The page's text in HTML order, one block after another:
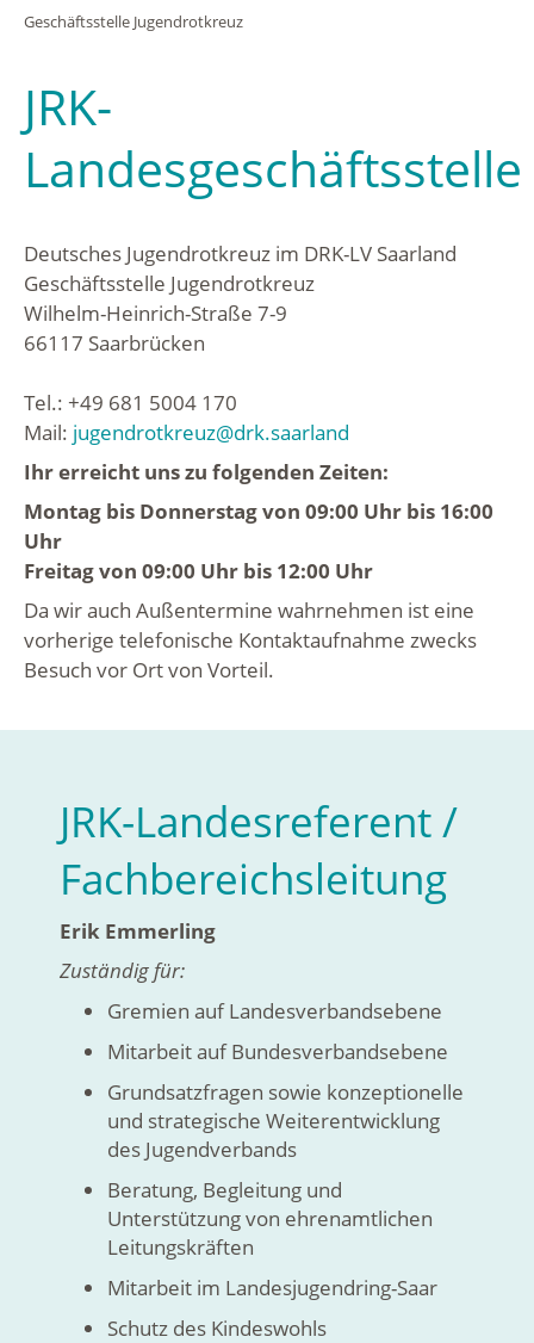
Geschäftsstelle Jugendrotkreuz
JRK-
Landesgeschäftsstelle
Deutsches Jugendrotkreuz im DRK-LV Saarland
Geschäftsstelle Jugendrotkreuz
Wilhelm-Heinrich-Straße 7-9
66117 Saarbrücken
Tel.: +49 681 5004 170
Mail: jugendrotkreuz@drk.saarland
Ihr erreicht uns zu folgenden Zeiten:
Montag bis Donnerstag von 09:00 Uhr bis 16:00
Uhr
Freitag von 09:00 Uhr bis 12:00 Uhr
Da wir auch Außentermine wahrnehmen ist eine
vorherige telefonische Kontaktaufnahme zwecks
Besuch vor Ort von Vorteil.
JRK-Landesreferent /
Fachbereichsleitung
Erik Emmerling
Zuständig für:
Gremien auf Landesverbandsebene
Mitarbeit auf Bundesverbandsebene
Grundsatzfragen sowie konzeptionelle
und strategische Weiterentwicklung
des Jugendverbands
Beratung, Begleitung und
Unterstützung von ehrenamtlichen
Leitungskräften
Mitarbeit im Landesjugendring-Saar
Schutz des Kindeswohls